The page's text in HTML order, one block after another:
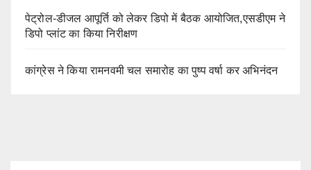
पेट्रोल-डीजल आपूर्ति को लेकर डिपो में बैठक आयोजित,एसडीएम ने
डिपो प्लांट का किया निरीक्षण
कांग्रेस ने किया रामनवमी चल समारोह का पुष्प वर्षा कर अभिनंदन